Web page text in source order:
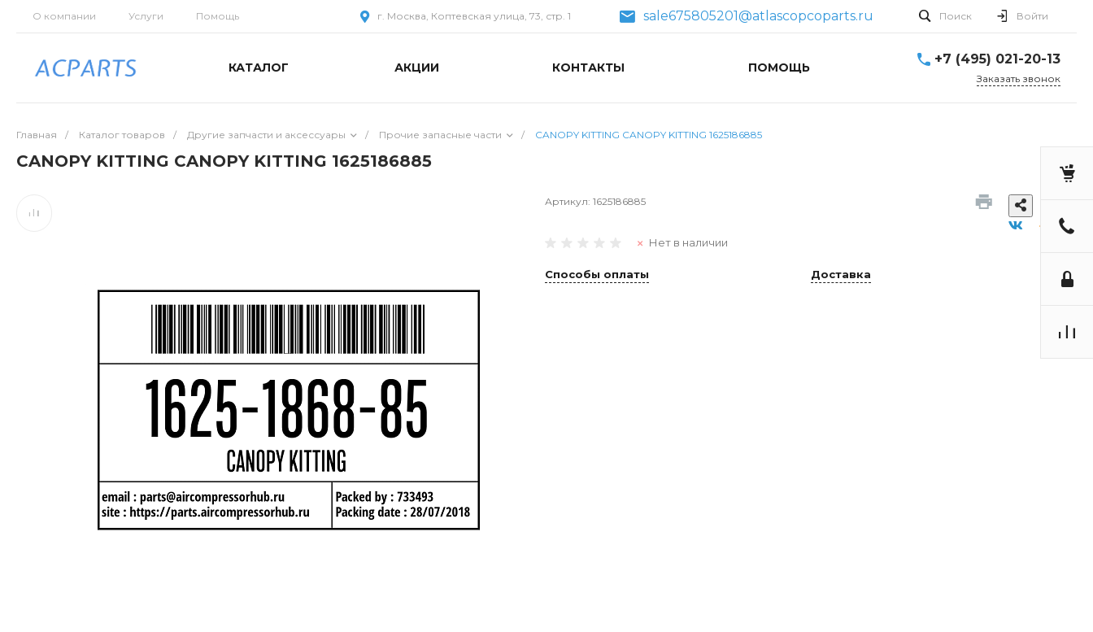
О компании Услуги Помощь г. Москва, Коптевская улица, 73, стр. 1 sale675805201@atlascopcoparts.ru Поиск Войти
КАТАЛОГ АКЦИИ КОНТАКТЫ ПОМОЩЬ
+7 (495) 021-20-13
Заказать звонок
Главная / Каталог товаров / Другие запчасти и аксессуары / Прочие запасные части / CANOPY KITTING CANOPY KITTING 1625186885
CANOPY KITTING CANOPY KITTING 1625186885
Артикул: 1625186885
Нет в наличии
Способы оплаты Доставка